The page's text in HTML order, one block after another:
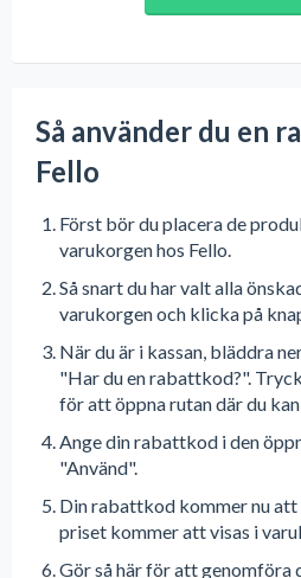
Så använder du en
Fello
Först bör du placera de
varukorgen hos Fello.
Så snart du har valt alla
varukorgen och klicka på
När du är i kassan, bläddra
"Har du en rabattkod?".
för att öppna rutan där du
Ange din rabattkod i den
"Använd".
Din rabattkod kommer nu att
priset kommer att visas i
Gör så här för att genomföra